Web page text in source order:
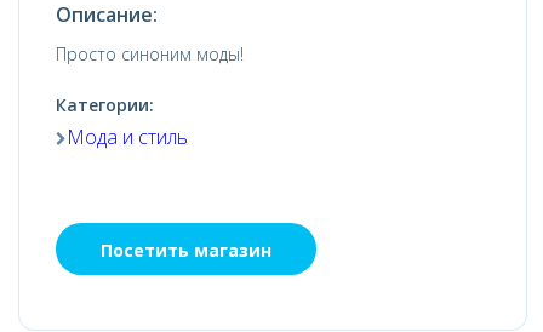
Описание:
Просто синоним моды!
Категории:
Мода и стиль
Посетить магазин